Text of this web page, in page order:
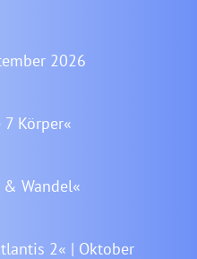
2026
Körper«
Wandel«
2« | Oktober